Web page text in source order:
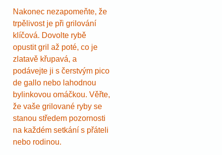
Nakonec nezapomeňte, že
trpělivost je při grilování
klíčová. Dovolte rybě
opustit gril až poté, co je
zlatavě křupavá, a
podávejte ji s čerstvým pico
de gallo nebo lahodnou
bylinkovou omáčkou. Věřte,
že vaše grilované ryby se
stanou středem pozornosti
na každém setkání s přáteli
nebo rodinou.